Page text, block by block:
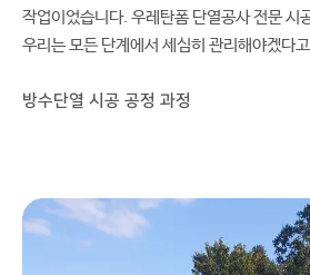
작업이었습니다. 우레탄폼 단열공사 전문 시
우리는 모든 단계에서 세심히 관리해야겠다
방수단열 시공 공정 과정